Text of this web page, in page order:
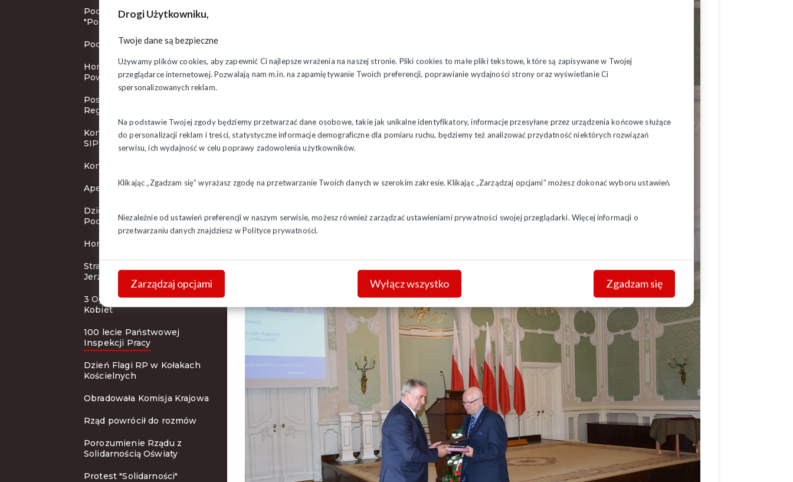
Drogi Użytkowniku,
Twoje dane są bezpieczne
Używamy plików cookies, aby zapewnić Ci najlepsze wrażenia na naszej stronie. Pliki cookies to małe pliki tekstowe, które są zapisywane w Twojej
przeglądarce internetowej. Pozwalają nam m.in. na zapamiętywanie Twoich preferencji, poprawianie wydajności strony oraz wyświetlanie Ci
spersonalizowanych reklam.
Na podstawie Twojej zgody będziemy przetwarzać dane osobowe, takie jak unikalne identyfikatory, informacje przesyłane przez urządzenia końcowe służące
do personalizacji reklam i treści, statystyczne informacje demograficzne dla pomiaru ruchu, będziemy też analizować przydatność niektórych rozwiązań
serwisu, ich wydajność w celu poprawy zadowolenia użytkowników.
Klikając „Zgadzam się” wyrażasz zgodę na przetwarzanie Twoich danych w szerokim zakresie. Klikając „Zarządzaj opcjami” możesz dokonać wyboru ustawień.
Niezależnie od ustawień preferencji w naszym serwisie, możesz również zarządzać ustawieniami prywatności swojej przeglądarki. Więcej informacji o
przetwarzaniu danych znajdziesz wPolityce prywatności.
Zarządzaj opcjami Wyłącz wszystko Zgadzam się
Podsumowanie spektaklu
"Popiełuszko"
Podpisz petycję
Honorowy obywatel
Powiatu Monieckiego
Posiedzenie Zarządu
Regionu
Konkurs "Najaktywniejszy
SIP"
Koncert Zespołu Śląsk
Apel Prezydium ZR
Dzieci z Litwy w Regionie
Podlaskim
Honorowe wyróżnienie
Strażacy przy grobie bł. ks.
Jerzego
3 Ogólnopolskie Forum
Kobiet
100 lecie Państwowej
Inspekcji Pracy
Dzień Flagi RP w Kołakach
Kościelnych
Obradowała Komisja Krajowa
Rząd powrócił do rozmów
Porozumienie Rządu z
Solidarnością Oświaty
Protest "Solidarności"